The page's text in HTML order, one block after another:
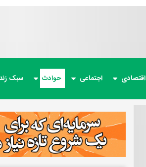
اقتصادی اجتماعی حوادث سبک